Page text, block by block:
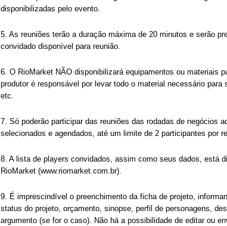
disponibilizadas pelo evento.
5. As reuniões terão a duração máxima de 20 minutos e serão
convidado disponível para reunião.
6. O RioMarket NÃO disponibilizará equipamentos ou materiais
produtor é responsável por levar todo o material necessário
etc.
7. Só poderão participar das reuniões das rodadas de negócios
selecionados e agendados, até um limite de 2 participantes por
8. A lista de players convidados, assim como seus dados, está
RioMarket (www.riomarket.com.br).
9. É imprescindível o preenchimento da ficha de projeto,
status do projeto, orçamento, sinopse, perfil de personagens,
argumento (se for o caso). Não há a possibilidade de editar ou